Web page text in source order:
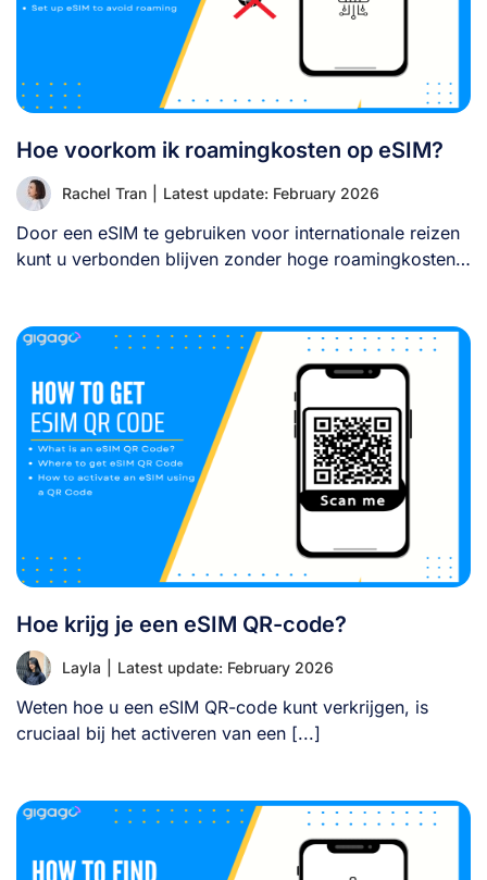
Hoe voorkom ik roamingkosten op eSIM?
Rachel Tran Latest update: February 2026
Door een eSIM te gebruiken voor internationale reizen
kunt u verbonden blijven zonder hoge roamingkosten.
Hoe krijg je een eSIM QR-code?
Layla Latest update: February 2026
Weten hoe u een eSIM QR-code kunt verkrijgen, is
cruciaal bij het activeren van een [...]